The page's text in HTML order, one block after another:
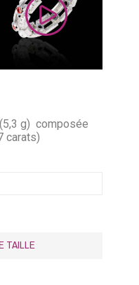
g) composée
carats)
TAILLE